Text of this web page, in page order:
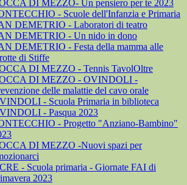
DI MEZZO- Un pensiero per te 2023
- Scuole dell'Infanzia e Primaria
DEMETRIO - Laboratori di teatro
DEMETRIO - Un nido in dono
DEMETRIO - Festa della mamma alle
di Stiffe
DI MEZZO - Tennis TavolOltre
DI MEZZO - OVINDOLI -
delle malattie del cavo orale
- Scuola Primaria in biblioteca
- Pasqua 2023
- Progetto "Anziano-Bambino"
DI MEZZO -Nuovi spazi per
- Scuola primaria - Giornate FAI di
2023